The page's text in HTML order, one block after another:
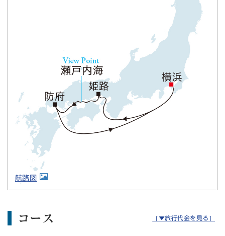
航路図
コース ［▼旅行代金を見る］